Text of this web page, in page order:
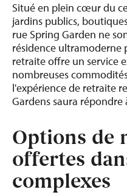
Situé en plein cœur du
jardins publics,
rue Spring Garden ne
résidence ultramoderne
retraite offre un service
nombreuses
l'expérience de retraite
Gardens saura répondre
Options de
offertes
complexes